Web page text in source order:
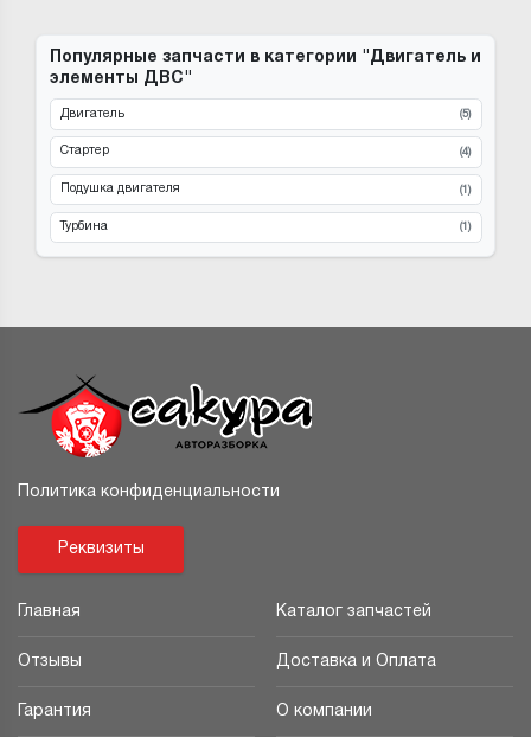
Популярные запчасти в категории "Двигатель и
элементы ДВС"
Двигатель (5)
Стартер (4)
Подушка двигателя (1)
Турбина (1)
Политика конфиденциальности
Реквизиты
Главная Каталог запчастей
Отзывы Доставка и Оплата
Гарантия О компании